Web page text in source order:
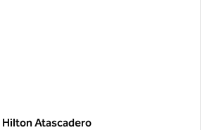
Hilton Atascadero